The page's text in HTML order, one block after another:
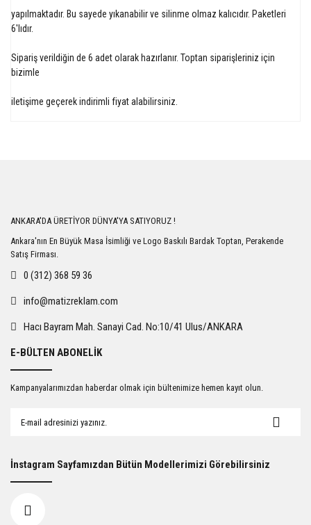
yapılmaktadır. Bu sayede yıkanabilir ve silinme olmaz kalıcıdır. Paketleri
6'lıdır.
Sipariş verildiğin de 6 adet olarak hazırlanır. Toptan siparişleriniz için
bizimle
iletişime geçerek indirimli fiyat alabilirsiniz.
ANKARA'DA ÜRETİYOR DÜNYA'YA SATIYORUZ !
Ankara'nın En Büyük Masa İsimliği ve Logo Baskılı Bardak Toptan, Perakende
Satış Firması.
0 (312) 368 59 36
info@matizreklam.com
Hacı Bayram Mah. Sanayi Cad. No:10/41 Ulus/ANKARA
E-BÜLTEN ABONELİK
Kampanyalarımızdan haberdar olmak için bültenimize hemen kayıt olun.
İnstagram Sayfamızdan Bütün Modellerimizi Görebilirsiniz